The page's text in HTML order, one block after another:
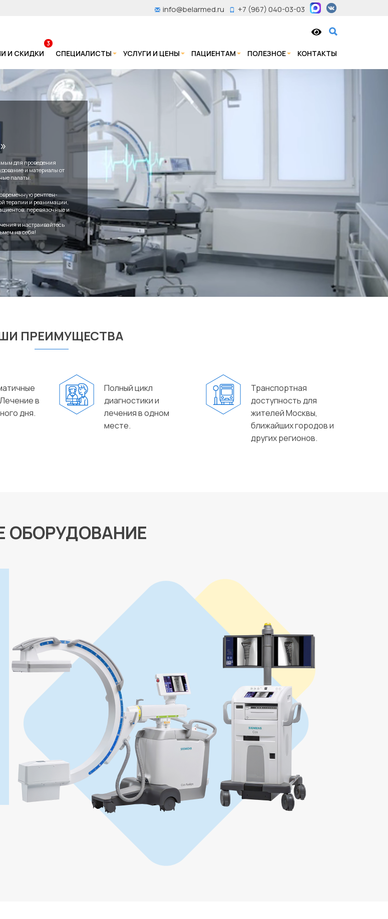
+7 (967) 040-03-03
info@belarmed.ru
И СКИДКИ
3
СПЕЦИАЛИСТЫ УСЛУГИ И ЦЕНЫ ПАЦИЕНТАМ ПОЛЕЗНОЕ КОНТАКТЫ
для проведения
и материалы от
палаты.
рентген-
терапии и реанимации,
перевязочные и
и настраивайтесь
на себя!
ПРЕИМУЩЕСТВА
в
дня.
Полный цикл
диагностики и
лечения в одном
месте.
Транспортная
доступность для
жителей Москвы,
ближайших городов и
других регионов.
ОБОРУДОВАНИЕ